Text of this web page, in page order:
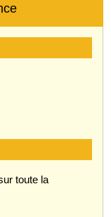
toute la